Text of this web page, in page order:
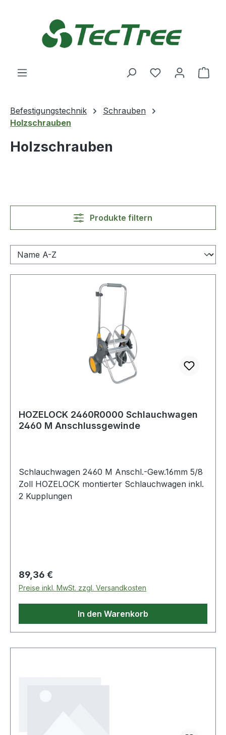
Du hast 0
Befestigungstechnik
Schrauben
Holzschrauben
Holzschrauben
Produkte filtern
HOZELOCK 2460R0000 Schlauchwagen
2460 M Anschlussgewinde
Schlauchwagen 2460 M Anschl.-Gew.16mm 5/8
Zoll HOZELOCK montierter Schlauchwagen inkl.
2 Kupplungen
Regulärer Preis:
89,36 €
Preise inkl. MwSt. zzgl. Versandkosten
In den Warenkorb